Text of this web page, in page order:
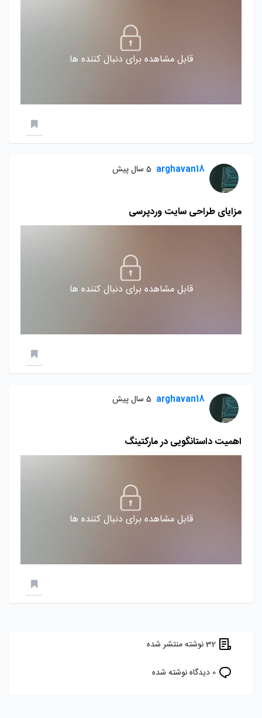
قابل مشاهده برای دنبال کننده ها
arghavan18 5 سال پیش
مزایای طراحی سایت وردپرسی
قابل مشاهده برای دنبال کننده ها
arghavan18 5 سال پیش
اهمیت داستانگویی در مارکتینگ
قابل مشاهده برای دنبال کننده ها